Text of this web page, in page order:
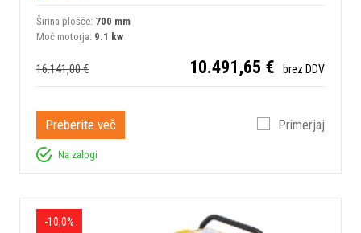
Širina plošče: 700 mm
Moč motorja: 9.1 kw
16.141,00 € 10.491,65 € brez DDV
Preberite več Primerjaj
Na zalogi
-10,0%